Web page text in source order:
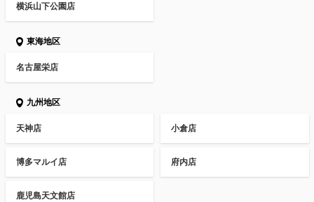
横浜山下公園店
東海地区
名古屋栄店
九州地区
天神店 小倉店
博多マルイ店 府内店
鹿児島天文館店